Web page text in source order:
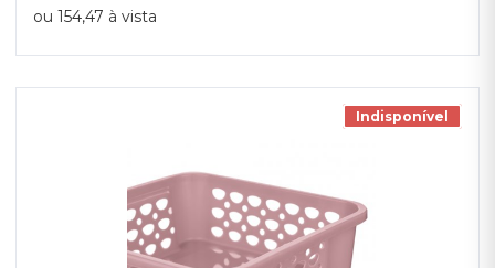
ou 154,47 à vista
Indisponível